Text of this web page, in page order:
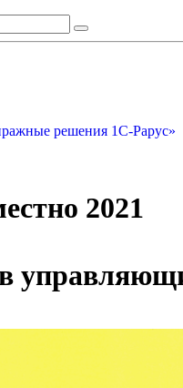
решения 1С-Рарус»
2021
в